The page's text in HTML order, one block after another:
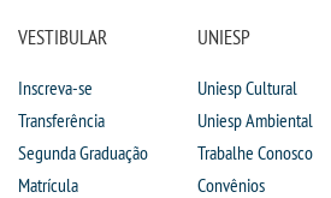
VESTIBULAR
Inscreva-se
Transferência
Segunda Graduação
Matrícula
UNIESP
Uniesp Cultural
Uniesp Ambiental
Trabalhe Conosco
Convênios